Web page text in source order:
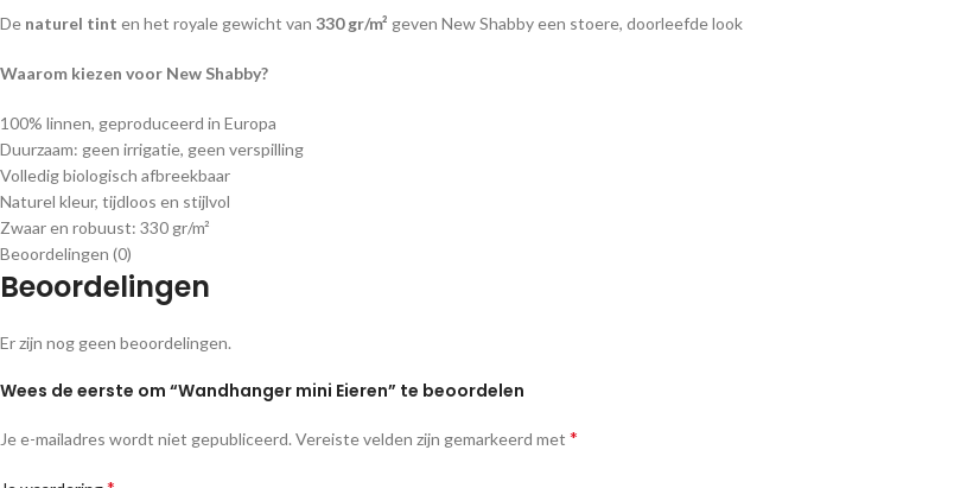
De naturel tint en het royale gewicht van 330 gr/m² geven New Shabby een stoere, doorleefde look
Waarom kiezen voor New Shabby?
100% linnen, geproduceerd in Europa
Duurzaam: geen irrigatie, geen verspilling
Volledig biologisch afbreekbaar
Naturel kleur, tijdloos en stijlvol
Zwaar en robuust: 330 gr/m²
Beoordelingen (0)
Beoordelingen
Er zijn nog geen beoordelingen.
Wees de eerste om “Wandhanger mini Eieren” te beoordelen
Je e-mailadres wordt niet gepubliceerd. Vereiste velden zijn gemarkeerd met *